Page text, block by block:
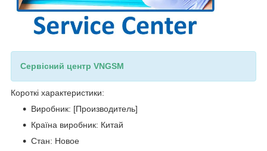
Сервісний центр VNGSM
Короткі характеристики:
Виробник: [Производитель]
Країна виробник: Китай
Стан: Новое